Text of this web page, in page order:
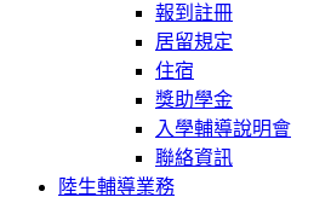
報到註冊
居留規定
住宿
獎助學金
入學輔導說明會
聯絡資訊
陸生輔導業務